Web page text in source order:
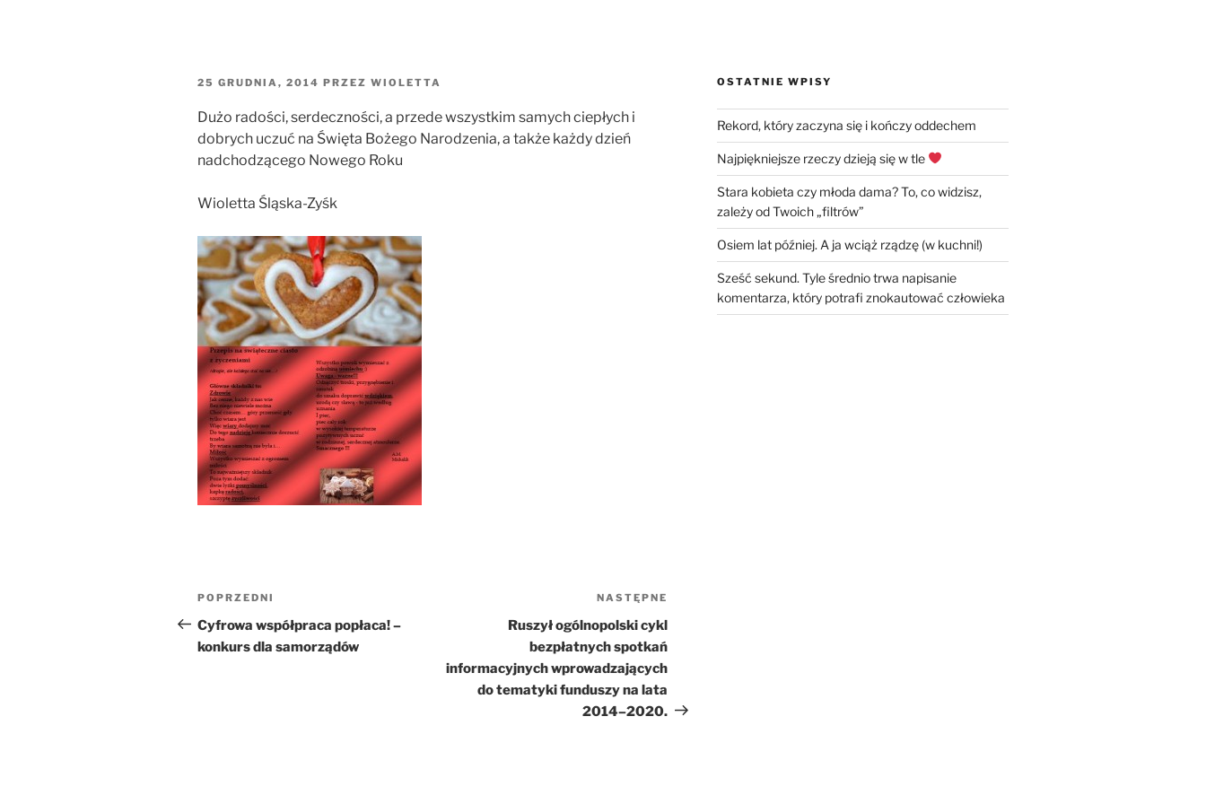
OPUBLIKOWANE
25 GRUDNIA, 2014 PRZEZ WIOLETTA
Dużo radości, serdeczności, a przede wszystkim samych ciepłych i
dobrych uczuć na Święta Bożego Narodzenia, a także każdy dzień
nadchodzącego Nowego Roku
Wioletta Śląska-Zyśk
Nawigacja
wpisu
Poprzedni
wpis
POPRZEDNI
Cyfrowa współpraca popłaca! –
konkurs dla samorządów
wpis
NASTĘPNE
Ruszył ogólnopolski cykl
bezpłatnych spotkań
informacyjnych wprowadzających
do tematyki funduszy na lata
2014–2020.
OSTATNIE WPISY
Rekord, który zaczyna się i kończy oddechem
Najpiękniejsze rzeczy dzieją się w tle
Stara kobieta czy młoda dama? To, co widzisz,
zależy od Twoich „filtrów”
Osiem lat później. A ja wciąż rządzę (w kuchni!)
Sześć sekund. Tyle średnio trwa napisanie
komentarza, który potrafi znokautować człowieka